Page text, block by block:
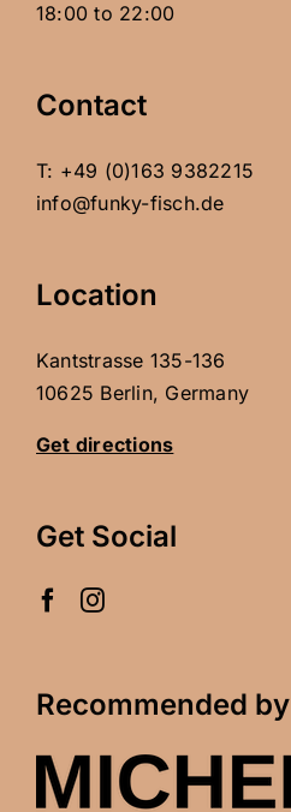
18:00 to 22:00
Contact
T: +49 (0)163 9382215
info@funky-fisch.de
Location
Kantstrasse 135-136
10625 Berlin, Germany
Get directions
Get Social
Recommended by